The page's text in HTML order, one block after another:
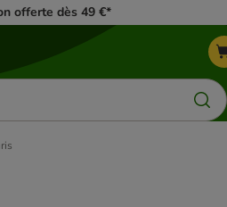
offerte dès 49 €*